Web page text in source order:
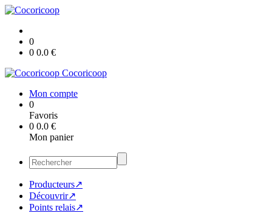
0
0 0.0 €
Cocoricoop
Mon compte
0
Favoris
0 0.0 €
Mon panier
Producteurs↗
Découvrir↗
Points relais↗